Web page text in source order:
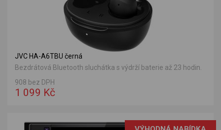
JVC HA-A6TBU černá
Bezdrátová Bluetooth sluchátka s výdrží baterie až 23 hodin.
908 bez DPH
1 099 Kč